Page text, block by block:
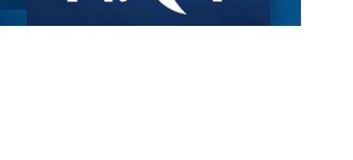
TVR lansează un apel pentru
proiecte de emisiuni